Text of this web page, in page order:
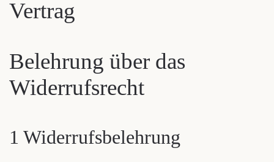
Vertrag
Belehrung über das
Widerrufsrecht
1 Widerrufsbelehrung